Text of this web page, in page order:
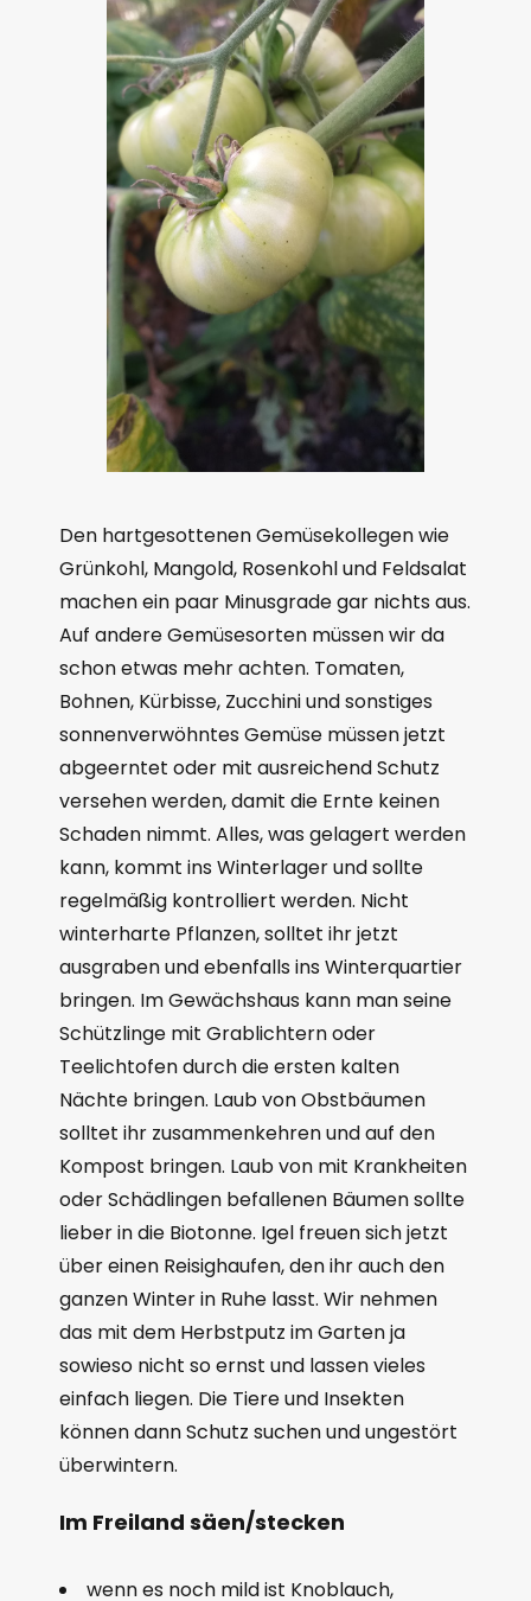
Den hartgesottenen Gemüsekollegen wie
Grünkohl, Mangold, Rosenkohl und Feldsalat
machen ein paar Minusgrade gar nichts aus.
Auf andere Gemüsesorten müssen wir da
schon etwas mehr achten. Tomaten,
Bohnen, Kürbisse, Zucchini und sonstiges
sonnenverwöhntes Gemüse müssen jetzt
abgeerntet oder mit ausreichend Schutz
versehen werden, damit die Ernte keinen
Schaden nimmt. Alles, was gelagert werden
kann, kommt ins Winterlager und sollte
regelmäßig kontrolliert werden. Nicht
winterharte Pflanzen, solltet ihr jetzt
ausgraben und ebenfalls ins Winterquartier
bringen. Im Gewächshaus kann man seine
Schützlinge mit Grablichtern oder
Teelichtofen durch die ersten kalten
Nächte bringen. Laub von Obstbäumen
solltet ihr zusammenkehren und auf den
Kompost bringen. Laub von mit Krankheiten
oder Schädlingen befallenen Bäumen sollte
lieber in die Biotonne. Igel freuen sich jetzt
über einen Reisighaufen, den ihr auch den
ganzen Winter in Ruhe lasst. Wir nehmen
das mit dem Herbstputz im Garten ja
sowieso nicht so ernst und lassen vieles
einfach liegen. Die Tiere und Insekten
können dann Schutz suchen und ungestört
überwintern.
Im Freiland säen/stecken
wenn es noch mild ist Knoblauch,